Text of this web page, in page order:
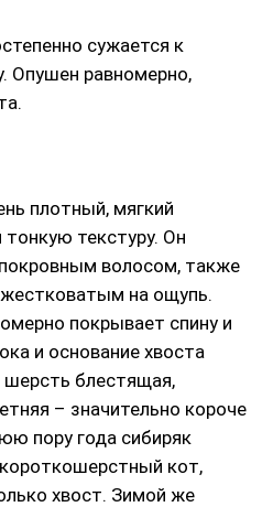
сужается к
Опушен равномерно,
плотный, мягкий
текстуру. Он
волосом, также
на ощупь.
покрывает спину и
и основание хвоста
блестящая,
– значительно короче
пору года сибиряк
кот,
хвост. Зимой же